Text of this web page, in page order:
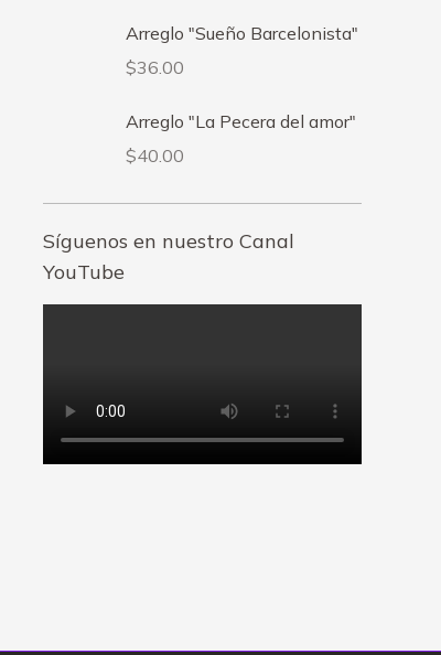
Arreglo "Sueño Barcelonista"
$36.00
Arreglo "La Pecera del amor"
$40.00
Síguenos en nuestro Canal
YouTube